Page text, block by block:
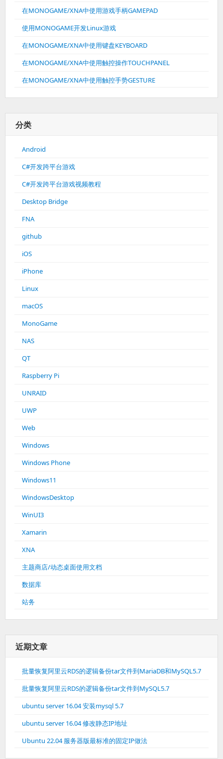
在MONOGAME/XNA中使用游戏手柄GAMEPAD
使用MONOGAME开发Linux游戏
在MONOGAME/XNA中使用键盘KEYBOARD
在MONOGAME/XNA中使用触控操作TOUCHPANEL
在MONOGAME/XNA中使用触控手势GESTURE
分类
Android
C#开发跨平台游戏
C#开发跨平台游戏视频教程
Desktop Bridge
FNA
github
iOS
iPhone
Linux
macOS
MonoGame
NAS
QT
Raspberry Pi
UNRAID
UWP
Web
Windows
Windows Phone
Windows11
WindowsDesktop
WinUI3
Xamarin
XNA
主题商店/动态桌面使用文档
数据库
站务
近期文章
批量恢复阿里云RDS的逻辑备份tar文件到MariaDB和MySQL5.7
批量恢复阿里云RDS的逻辑备份tar文件到MySQL5.7
ubuntu server 16.04 安装mysql 5.7
ubuntu server 16.04 修改静态IP地址
Ubuntu 22.04 服务器版最标准的固定IP做法